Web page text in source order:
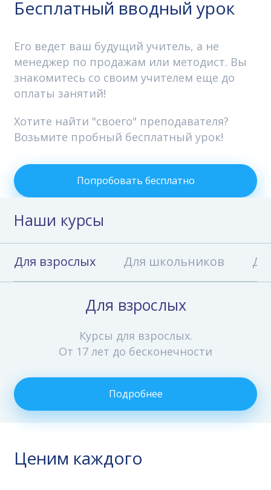
Бесплатный вводный урок
Его ведет ваш будущий учитель, а не
менеджер по продажам или методист. Вы
знакомитесь со своим учителем еще до
оплаты занятий!
Хотите найти "своего" преподавателя?
Возьмите пробный бесплатный урок!
Попробовать бесплатно
Наши курсы
Для взрослых Для школьников
Для взрослых
Курсы для взрослых.
От 17 лет до бесконечности
Подробнее
Ценим каждого